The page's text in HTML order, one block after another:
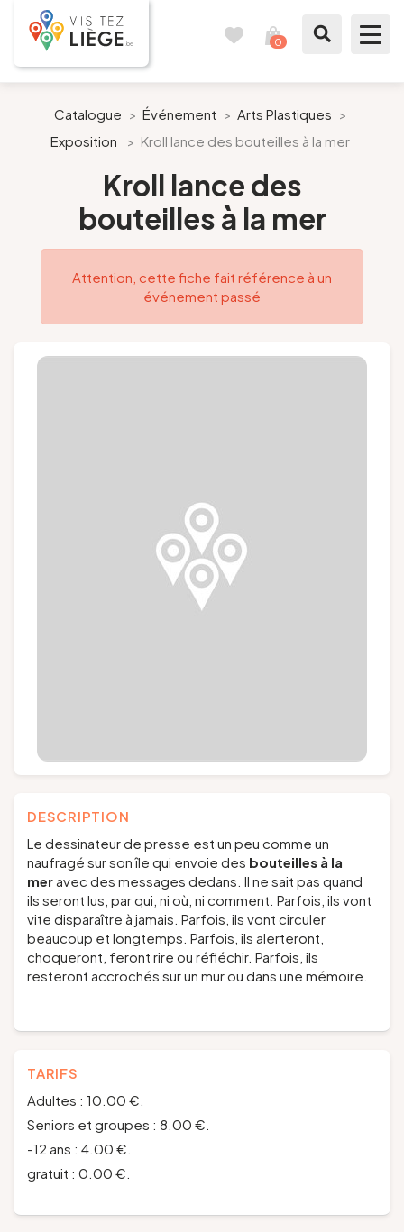
0
Comme un Liégeois
Préparer mon séjour
Nos suggestions
Catalogue > Événement > Arts Plastiques >
Exposition
> Kroll lance des bouteilles à la mer
Kroll lance des
bouteilles à la mer
Attention, cette fiche fait référence à un
événement passé
DESCRIPTION
Le dessinateur de presse est un peu comme un
naufragé sur son île qui envoie des bouteilles à la
meravec des messages dedans. Il ne sait pas quand
ils seront lus, par qui, ni où, ni comment. Parfois, ils vont
vite disparaître à jamais. Parfois, ils vont circuler
beaucoup et longtemps. Parfois, ils alerteront,
choqueront, feront rire ou réfléchir. Parfois, ils
resteront accrochés sur un mur ou dans une mémoire.
TARIFS
Adultes : 10.00 €.
Seniors et groupes : 8.00 €.
-12 ans : 4.00 €.
gratuit : 0.00 €.